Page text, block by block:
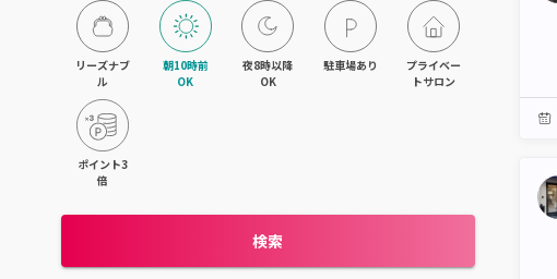
リーズナブ
ル
朝10時前
OK
夜8時以降
OK
駐車場あり
プライベー
トサロン
ポイント3
倍
検索